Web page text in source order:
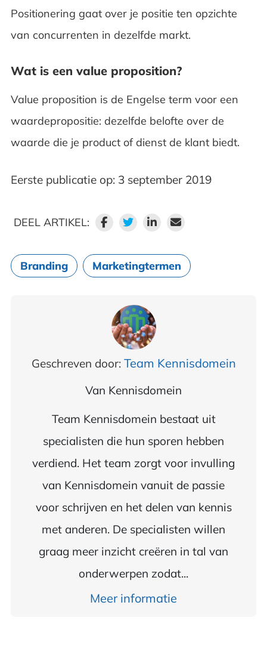
Positionering gaat over je positie ten opzichte
van concurrenten in dezelfde markt.
Wat is een value proposition?
Value proposition is de Engelse term voor een
waardepropositie: dezelfde belofte over de
waarde die je product of dienst de klant biedt.
Eerste publicatie op: 3 september 2019
DEEL ARTIKEL:
Branding Marketingtermen
Geschreven door: Team Kennisdomein
Van Kennisdomein
Team Kennisdomein bestaat uit
specialisten die hun sporen hebben
verdiend. Het team zorgt voor invulling
van Kennisdomein vanuit de passie
voor schrijven en het delen van kennis
met anderen. De specialisten willen
graag meer inzicht creëren in tal van
onderwerpen zodat...
Meer informatie